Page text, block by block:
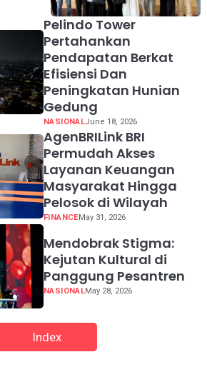
Pelindo Tower
Pertahankan
Pendapatan Berkat
Efisiensi Dan
Peningkatan Hunian
Gedung
NASIONALJune 18, 2026
AgenBRILink BRI
Permudah Akses
Layanan Keuangan
Masyarakat Hingga
Pelosok di Wilayah
FINANCEMay 31, 2026
Mendobrak Stigma:
Kejutan Kultural di
Panggung Pesantren
NASIONALMay 28, 2026
Index